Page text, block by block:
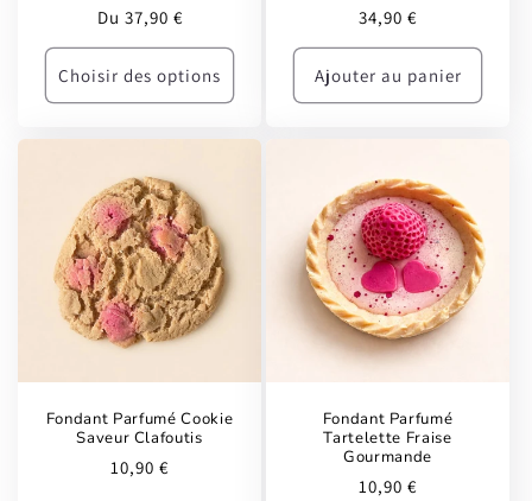
Prix
habituel
Du 37,90 €
Choisir des options
Prix
habituel
34,90 €
Ajouter au panier
Fondant Parfumé Cookie
Saveur Clafoutis
Prix
10,90 €
Fondant Parfumé
Tartelette Fraise
Gourmande
Prix
10,90 €